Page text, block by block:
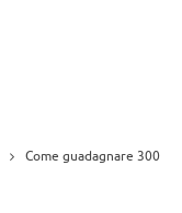
Come guadagnare 300